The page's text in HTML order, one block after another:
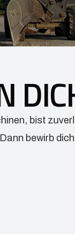
bist
bewirb